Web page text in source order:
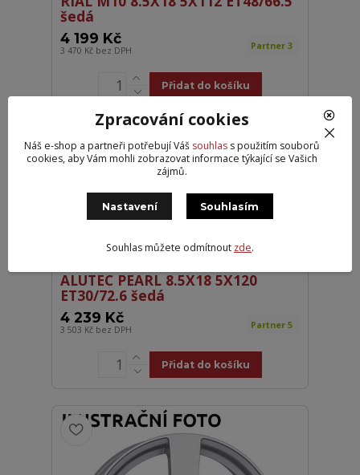
šedá
4 199 Kč
3 470 Kč bez DPH Partner 3
Přidat do košíku
ALUTEC PEARL 8.5X18 5X120
ET30/72.6 šedá
4 239 Kč
3 503 Kč bez DPH Partner 5
Přidat do košíku
Zpracování cookies
Náš e-shop a partneři potřebují Váš souhlass použitím souborů
cookies, aby Vám mohli zobrazovat informace týkající se Vašich
zájmů.
Nastavení Souhlasím
Souhlas můžete odmítnout zde.